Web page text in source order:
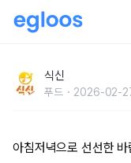
식신
푸드 2026-02-
아침저녁으로 선선한